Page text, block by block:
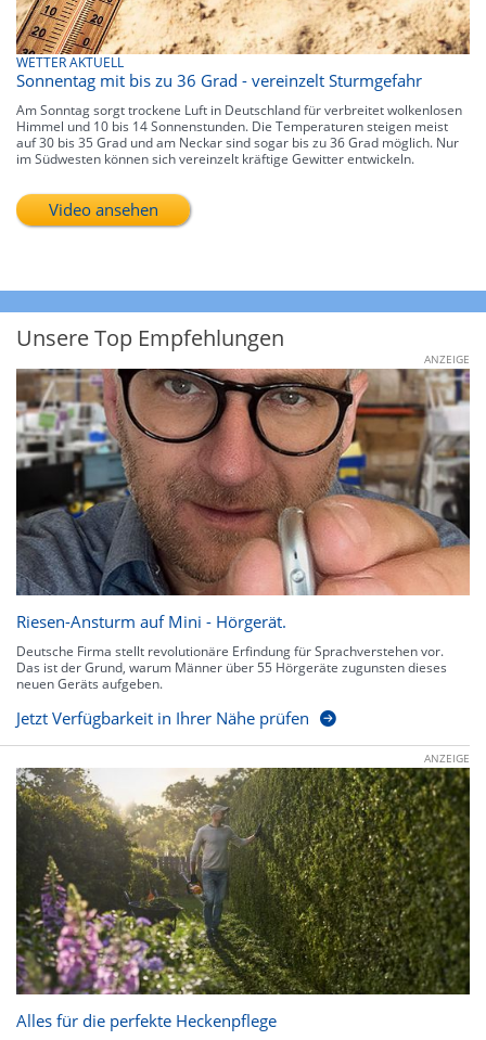
WETTER AKTUELL
Sonnentag mit bis zu 36 Grad - vereinzelt Sturmgefahr
Am Sonntag sorgt trockene Luft in Deutschland für verbreitet wolkenlosen
Himmel und 10 bis 14 Sonnenstunden. Die Temperaturen steigen meist
auf 30 bis 35 Grad und am Neckar sind sogar bis zu 36 Grad möglich. Nur
im Südwesten können sich vereinzelt kräftige Gewitter entwickeln.
Video ansehen
Unsere Top Empfehlungen
ANZEIGE
Riesen-Ansturm auf Mini - Hörgerät.
Deutsche Firma stellt revolutionäre Erfindung für Sprachverstehen vor.
Das ist der Grund, warum Männer über 55 Hörgeräte zugunsten dieses
neuen Geräts aufgeben.
Jetzt Verfügbarkeit in Ihrer Nähe prüfen
ANZEIGE
Alles für die perfekte Heckenpflege